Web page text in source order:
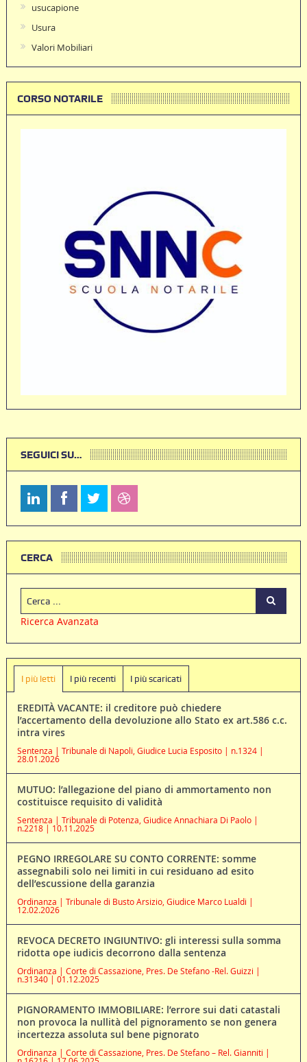
usucapione
Usura
Valori Mobiliari
CORSO NOTARILE
SEGUICI SU…
CERCA
Ricerca Avanzata
I più letti I più recenti I più scaricati
EREDITÀ VACANTE: il creditore può chiedere
l’accertamento della devoluzione allo Stato ex art.586 c.c.
intra vires
Sentenza | Tribunale di Napoli, Giudice Lucia Esposito | n.1324 |
28.01.2026
MUTUO: l’allegazione del piano di ammortamento non
costituisce requisito di validità
Sentenza | Tribunale di Potenza, Giudice Annachiara Di Paolo |
n.2218 | 10.11.2025
PEGNO IRREGOLARE SU CONTO CORRENTE: somme
assegnabili solo nei limiti in cui residuano ad esito
dell’escussione della garanzia
Ordinanza | Tribunale di Busto Arsizio, Giudice Marco Lualdi |
12.02.2026
REVOCA DECRETO INGIUNTIVO: gli interessi sulla somma
ridotta ope iudicis decorrono dalla sentenza
Ordinanza | Corte di Cassazione, Pres. De Stefano -Rel. Guizzi |
n.31340 | 01.12.2025
PIGNORAMENTO IMMOBILIARE: l’errore sui dati catastali
non provoca la nullità del pignoramento se non genera
incertezza assoluta sul bene pignorato
Ordinanza | Corte di Cassazione, Pres. De Stefano – Rel. Gianniti |